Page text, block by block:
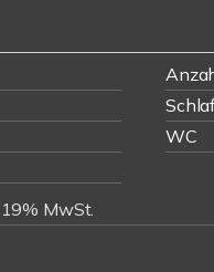
WC
MwSt.